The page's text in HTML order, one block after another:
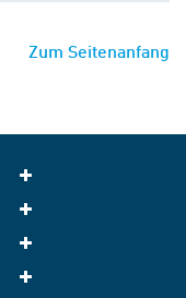
Zum Seitenanfang